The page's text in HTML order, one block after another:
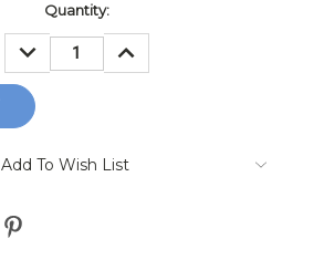
Quantity:
DECREASE
QUANTITY:
INCREASE
QUANTITY:
Add To Wish List